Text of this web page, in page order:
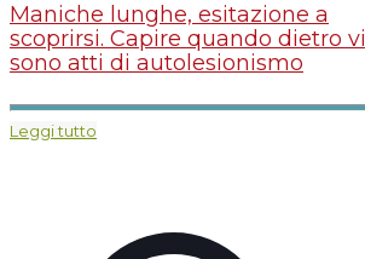
Maniche lunghe, esitazione a
scoprirsi. Capire quando dietro vi
sono atti di autolesionismo
Leggi tutto